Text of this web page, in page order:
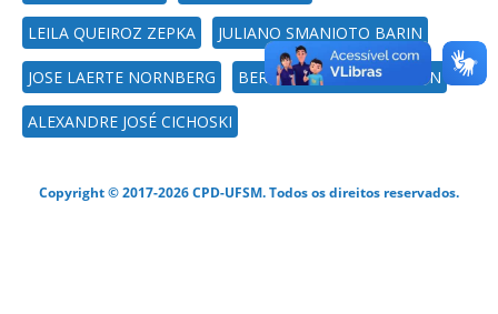
LEILA QUEIROZ ZEPKA JULIANO SMANIOTO BARIN
JOSE LAERTE NORNBERG BERTA MARIA HEINZMANN
ALEXANDRE JOSÉ CICHOSKI
Copyright © 2017-2026 CPD-UFSM. Todos os direitos reservados.